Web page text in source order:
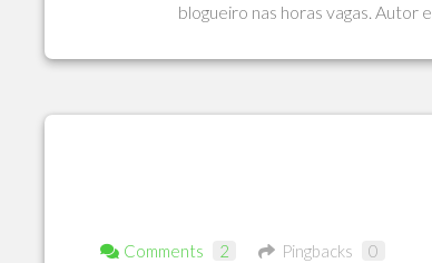
blogueiro nas horas vagas.
Comments 2 Pingbacks 0